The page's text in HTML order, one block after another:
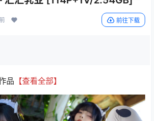
前往下载
品 【查看全部】